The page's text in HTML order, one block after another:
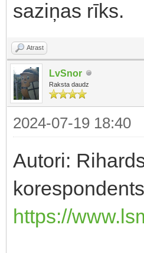
saziņas rīks.
Atrast
LvSnor
Raksta daudz
2024-07-19 18:40
Autori:
https://